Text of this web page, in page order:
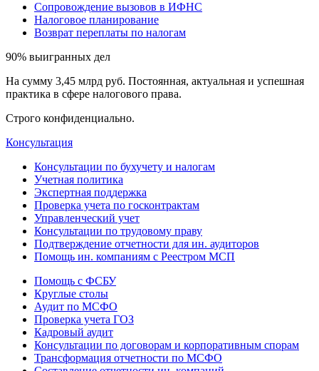
Сопровождение вызовов в ИФНС
Налоговое планирование
Возврат переплаты по налогам
90% выигранных дел
На сумму 3,45 млрд руб. Постоянная, актуальная и успешная
практика в сфере налогового права.
Строго конфиденциально.
Консультация
Консультации по бухучету и налогам
Учетная политика
Экспертная поддержка
Проверка учета по госконтрактам
Управленческий учет
Консультации по трудовому праву
Подтверждение отчетности для ин. аудиторов
Помощь ин. компаниям с Реестром МСП
Помощь с ФСБУ
Круглые столы
Аудит по МСФО
Проверка учета ГОЗ
Кадровый аудит
Консультации по договорам и корпоративным спорам
Трансформация отчетности по МСФО